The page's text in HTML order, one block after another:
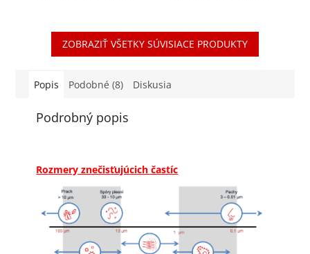
jednoduchá inštalácia a
rozšírené možnosti
ovládania sú...
jednoduchá inštalácia a
rozšírené možnosti
ovládania sú...
ZOBRAZIŤ VŠETKY SÚVISIACE PRODUKTY
Popis Podobné (8) Diskusia
Podrobný popis
Rozmery znečisťujúcich častíc